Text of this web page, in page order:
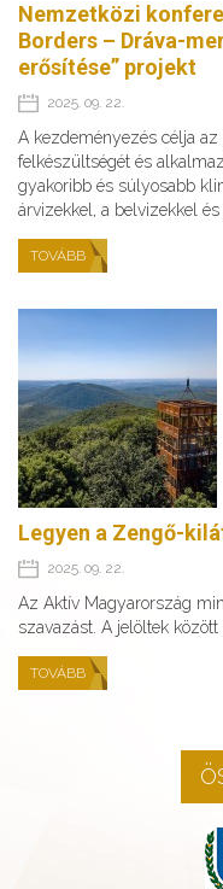
Nemzetközi
Borders – Dráva-
erősítése” projekt
2025. 09. 22.
A kezdeményezés célja
felkészültségét és
gyakoribb és súlyosabb
árvizekkel, a belvizekkel
TOVÁBB
Legyen a Zengő-
2025. 09. 22.
Az Aktív Magyarország
szavazást. A jelöltek
TOVÁBB